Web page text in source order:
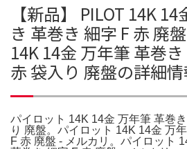
【新品】 PILOT 14K
き 革巻き 細字 F 赤 廃
14K 14金 万年筆 革巻
赤 袋入り 廃盤の詳細
パイロット 14K 14金 万年筆 革巻
り 廃盤。パイロット 14K 14金 万
F 赤 廃盤 - メルカリ。パイロット